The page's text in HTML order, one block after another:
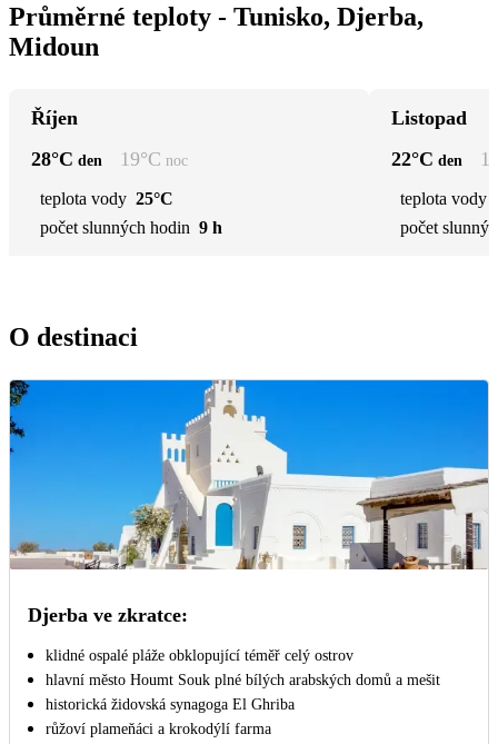
Průměrné teploty - Tunisko, Djerba,
Midoun
Říjen
28°C den 19°C noc
teplota vody 25°C
počet slunných hodin 9 h
Listopad
22°C den
teplota vody
počet
O destinaci
Djerba ve zkratce:
klidné ospalé pláže obklopující téměř celý ostrov
hlavní město Houmt Souk plné bílých arabských domů a mešit
historická židovská synagoga El Ghriba
růžoví plameňáci a krokodýlí farma